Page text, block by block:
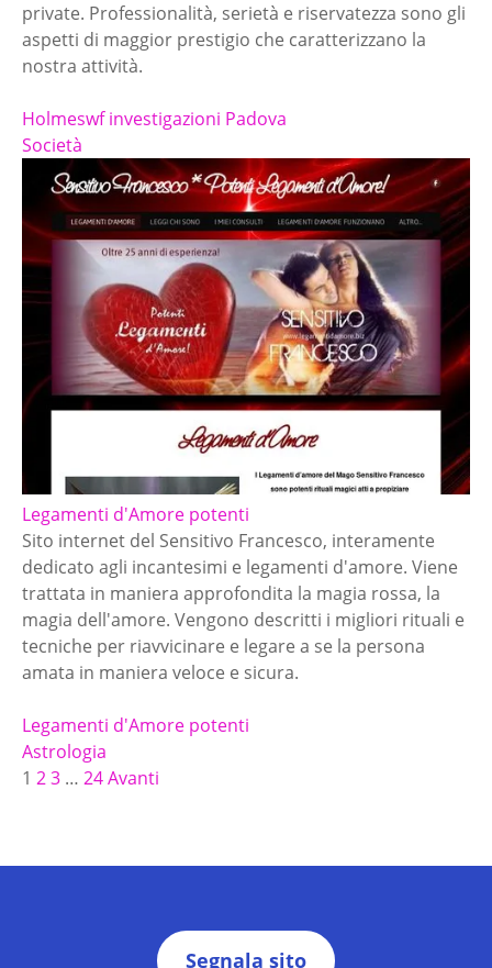
private. Professionalità, serietà e riservatezza sono gli
aspetti di maggior prestigio che caratterizzano la
nostra attività.
Holmeswf investigazioni Padova
Società
Legamenti d'Amore potenti
Sito internet del Sensitivo Francesco, interamente
dedicato agli incantesimi e legamenti d'amore. Viene
trattata in maniera approfondita la magia rossa, la
magia dell'amore. Vengono descritti i migliori rituali e
tecniche per riavvicinare e legare a se la persona
amata in maniera veloce e sicura.
Legamenti d'Amore potenti
Astrologia
N
v
1 23 … 24Avanti
Segnala sito